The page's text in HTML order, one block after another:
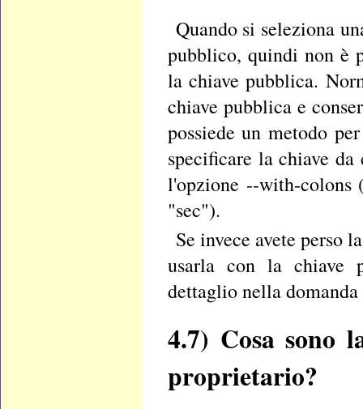
Quando si seleziona
pubblico, quindi non è
la chiave pubblica.
chiave pubblica e
possiede un metodo
specificare la chiave
l'opzione --with-
"sec").
Se invece avete perso
usarla con la chiave
dettaglio nella domanda
4.7) Cosa sono
proprietario?